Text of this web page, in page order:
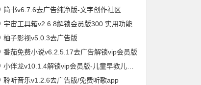
简书v6.7.6去广告纯净版-文字创作社区
宇宙工具箱v2.6.8解锁会员版300 实用功能
柚子影视v5.0.3去广告版
番茄免费小说v6.2.5.17去广告解锁vip会员版
小伴龙v10.1.4解锁vip会员版-儿童早教儿歌故事启蒙
聆听音乐v1.2.6去广告版/免费听歌app